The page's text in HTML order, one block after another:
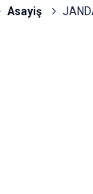
Asayiş